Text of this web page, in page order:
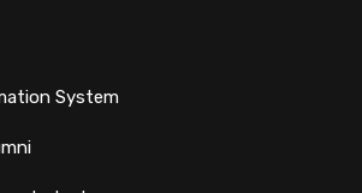
System